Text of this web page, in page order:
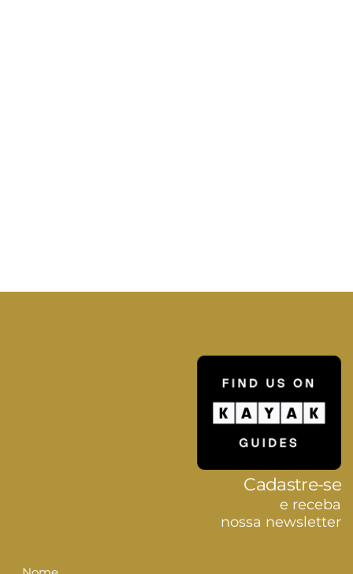
Cadastre-se
e receba
nossa newsletter